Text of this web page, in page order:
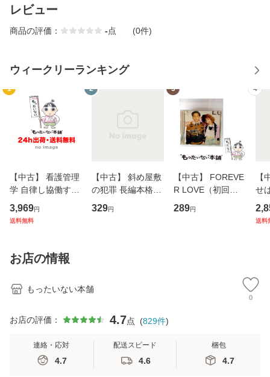
レビュー
商品の評価： -点 (0件)
ウィークリーランキング
1
【中古】 看護管理
学 自律し協働する
専門職の看護マネ
ジメントスキル 改
恵 藤本幸三 / 南江
堂 [単行
3,969円
送料無料
2
【中古】 斜め屋敷
の犯罪 長編本格推
理小説 (光文社文
庫) / 島田荘司 / 光
329円
3
【中古】 FOREVE
R LOVE（初回生
産限定盤） / 清水
翔太×加藤ミリヤ /
289円
4
【
せ
タ
送料
お店の情報
もったいない本舗
0
お店の評価： 4.7点 (829件)
連絡・応対
4.7
配送スピード
4.6
梱包
4.7